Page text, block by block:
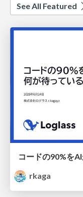
See All Featured
rkaga